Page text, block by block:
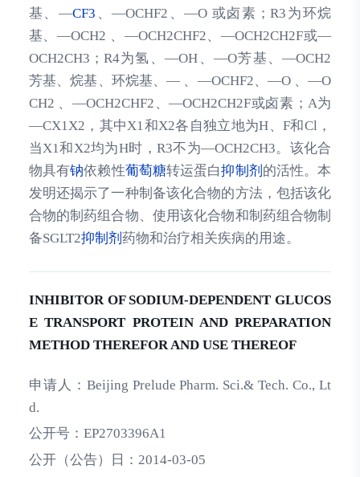
基、—CF3 、—OCHF2、—O 或卤素；R3为环烷
基、—OCH2 、—OCH2CHF2、—OCH2CH2F或—
OCH2CH3；R4为氢、—OH、—O芳基、—OCH2
芳基、烷基、环烷基、— 、—OCHF2、—O 、—O
CH2 、—OCH2CHF2、—OCH2CH2F或卤素；A为
—CX1X2，其中X1和X2各自独立地为H、F和Cl，
当X1和X2均为H时，R3不为—OCH2CH3。该化合
物具有钠依赖性葡萄糖转运蛋白抑制剂 的活性。本
发明还揭示了一种制备该化合物的方法，包括该化
合物的制药组合物、使用该化合物和制药组合物制
备SGLT2抑制剂 药物和治疗相关疾病的用途。
INHIBITOR OF SODIUM-DEPENDENT GLUCOS
E TRANSPORT PROTEIN AND PREPARATION
METHOD THEREFOR AND USE THEREOF
申请人： Beijing Prelude Pharm. Sci.& Tech. Co., Lt
d.
公开号： EP2703396A1
公开（公告）日： 2014-03-05